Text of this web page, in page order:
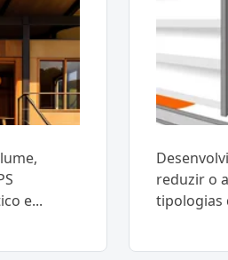
e...
reduzir o
tipologias